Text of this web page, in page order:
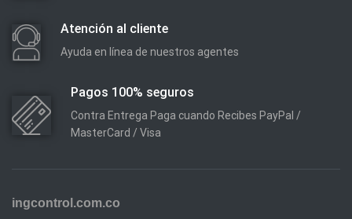
Atención al cliente
Ayuda en línea de nuestros agentes
Pagos 100% seguros
Contra Entrega Paga cuando Recibes PayPal /
MasterCard / Visa
ingcontrol.com.co